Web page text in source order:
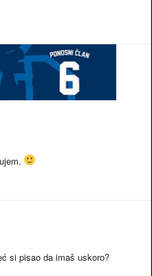
si pisao da imaš uskoro?